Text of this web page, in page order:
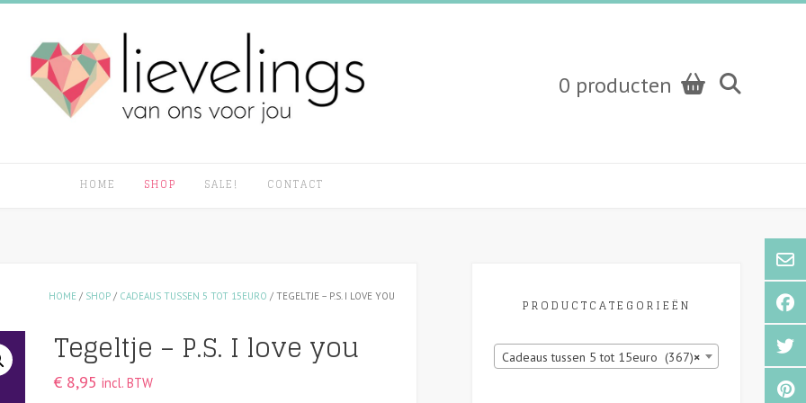
0 producten
HOME SHOP SALE! CONTACT
HOME / SHOP / CADEAUS TUSSEN 5 TOT 15EURO / TEGELTJE – P.S. I LOVE YOU
Tegeltje – P.S. I love you
€8,95 incl. BTW
PRODUCTCATEGORIEËN
×
Cadeaus tussen 5 tot 15euro (367)